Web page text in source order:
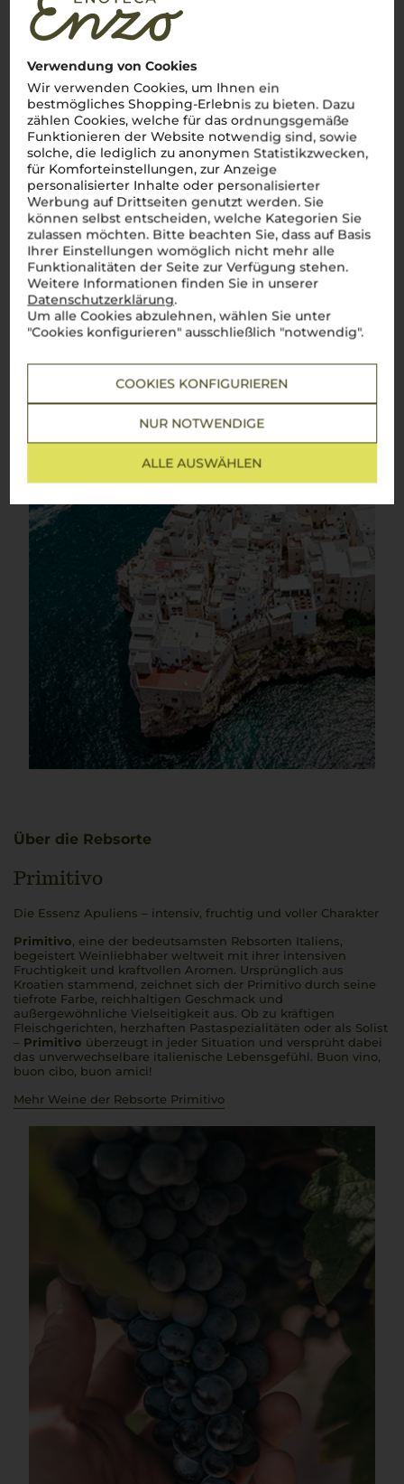
Verwendung von Cookies
Wir verwenden Cookies, um Ihnen ein
bestmögliches Shopping-Erlebnis zu bieten. Dazu
zählen Cookies, welche für das ordnungsgemäße
Funktionieren der Website notwendig sind, sowie
solche, die lediglich zu anonymen Statistikzwecken,
für Komforteinstellungen, zur Anzeige
personalisierter Inhalte oder personalisierter
Werbung auf Drittseiten genutzt werden. Sie
können selbst entscheiden, welche Kategorien Sie
zulassen möchten. Bitte beachten Sie, dass auf Basis
Ihrer Einstellungen womöglich nicht mehr alle
Funktionalitäten der Seite zur Verfügung stehen.
Weitere Informationen finden Sie in unserer
Datenschutzerklärung.
Um alle Cookies abzulehnen, wählen Sie unter
"Cookies konfigurieren" ausschließlich "notwendig".
COOKIES KONFIGURIEREN
NUR NOTWENDIGE
ALLE AUSWÄHLEN
Fruchtige, kraftvolle Weine mit unverkennbarer
! Diese sonnenverwöhnte Region im tiefen
Süden Italiens, wo die Leidenschaft für den Weinbau so tief
verwurzelt ist wie die alten Olivenbäume. Hier, wo die Sonne
golden scheint und derMezzogiornoseinen vollen Ausdruck
findet, entstehen Weine, die genauso charaktervoll sind wie
das Land selbst. Von Salento bis Castel del Monte –Puglia
das Herzstück für autochthone Rebsorten wie
und
Negroamaro . Ein Primitivo di Manduria? Einfach
seiner kräftigen Struktur und den intensiven Aromen erzählt
er Geschichten von warmen Sommernächten und dem Duft
der Macchia. Diese Weine, die Fruchtigkeit, Würze und eine
unverkennbare Mineralität in sich vereinen, sind wie ein
Schluck Süditalien.Perfettofür alle, die den unverfälschten
Geschmack derPugliaentdecken möchten – ein Genuss, der
die Seele berührt.
Mehr Weine aus Apulien
Über die Rebsorte
Primitivo
Die Essenz Apuliens – intensiv, fruchtig und voller Charakter
Primitivo, eine der bedeutsamsten Rebsorten Italiens,
begeistert Weinliebhaber weltweit mit ihrer intensiven
Fruchtigkeit und kraftvollen Aromen. Ursprünglich aus
Kroatien stammend, zeichnet sich der Primitivo durch seine
tiefrote Farbe, reichhaltigen Geschmack und
außergewöhnliche Vielseitigkeit aus. Ob zu kräftigen
Fleischgerichten, herzhaften Pastaspezialitäten oder als Solist
– Primitivo überzeugt in jeder Situation und versprüht dabei
das unverwechselbare italienische Lebensgefühl. Buon vino,
buon cibo, buon amici!
Mehr Weine der Rebsorte Primitivo